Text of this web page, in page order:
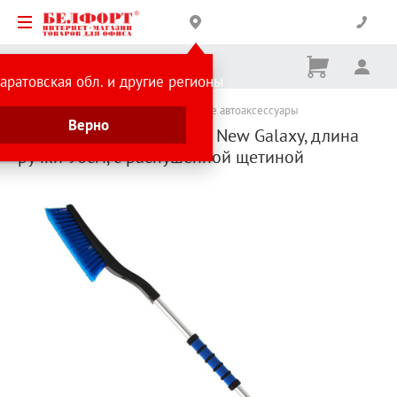
обл. и другие регионы
Верно
Корзина
Ничего
Каталог товаров Уборка снега Зимние автоаксессуары
Щетка-скребок для авто, New Galaxy, длина
pyчки 90см, с распушенной щетиной